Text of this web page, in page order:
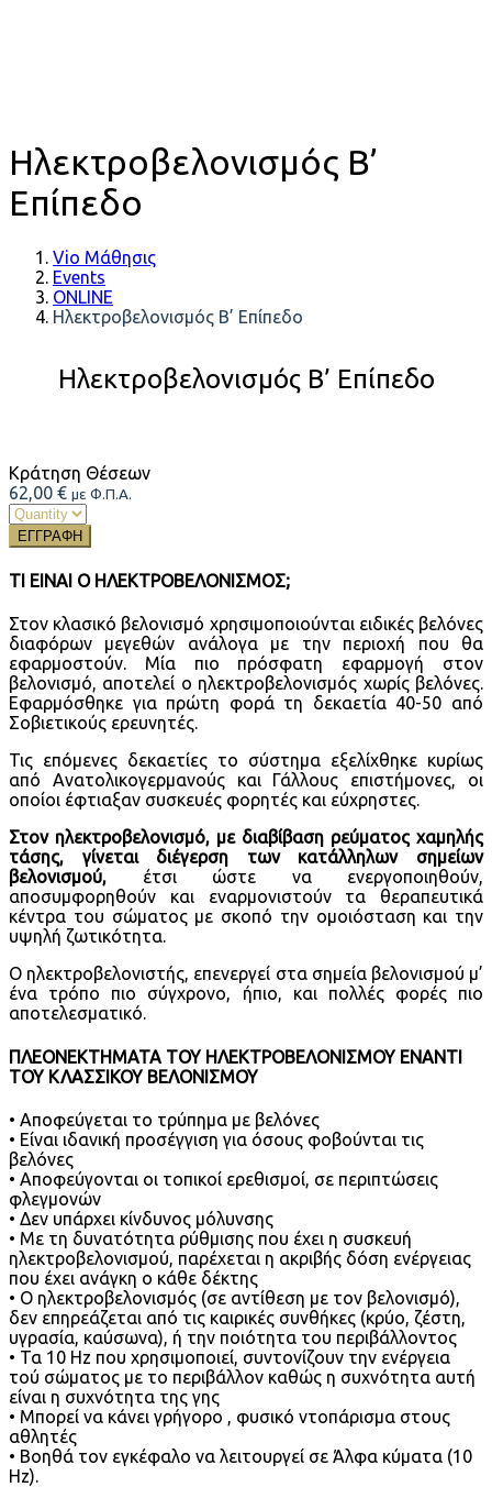
Ηλεκτροβελονισμός Β’
Επίπεδο
Vio Μάθησις
Events
ONLINE
Ηλεκτροβελονισμός Β’ Επίπεδο
Ηλεκτροβελονισμός Β’ Επίπεδο
Κράτηση Θέσεων
62,00 € με Φ.Π.Α.
ΕΓΓΡΑΦΗ
ΤΙ ΕΙΝΑΙ Ο ΗΛΕΚΤΡΟΒΕΛΟΝΙΣΜΟΣ;
Στον κλασικό βελονισμό χρησιμοποιούνται ειδικές βελόνες
διαφόρων μεγεθών ανάλογα με την περιοχή που θα
εφαρμοστούν. Μία πιο πρόσφατη εφαρμογή στον
βελονισμό, αποτελεί ο ηλεκτροβελονισμός χωρίς βελόνες.
Eφαρμόσθηκε για πρώτη φορά τη δεκαετία 40-50 από
Σοβιετικούς ερευνητές.
Τις επόμενες δεκαετίες το σύστημα εξελίχθηκε κυρίως
από Ανατολικογερμανούς και Γάλλους επιστήμονες, οι
οποίοι έφτιαξαν συσκευές φορητές και εύχρηστες.
Στον ηλεκτροβελονισμό, με διαβίβαση ρεύματος χαμηλής
τάσης, γίνεται διέγερση των κατάλληλων σημείων
βελονισμού, έτσι ώστε να ενεργοποιηθούν,
αποσυμφορηθούν και εναρμονιστούν τα θεραπευτικά
κέντρα του σώματος με σκοπό την ομοιόσταση και την
υψηλή ζωτικότητα.
Ο ηλεκτροβελονιστής, επενεργεί στα σημεία βελονισμού μ’
ένα τρόπο πιο σύγχρονο, ήπιο, και πολλές φορές πιο
αποτελεσματικό.
ΠΛΕΟΝΕΚΤΗΜΑΤΑ ΤΟΥ ΗΛΕΚΤΡΟΒΕΛΟΝΙΣΜΟΥ ΕΝΑΝΤΙ
ΤΟΥ ΚΛΑΣΣΙΚΟΥ ΒΕΛΟΝΙΣΜΟΥ
• Αποφεύγεται το τρύπημα με βελόνες
• Είναι ιδανική προσέγγιση για όσους φοβούνται τις
βελόνες
• Αποφεύγονται οι τοπικοί ερεθισμοί, σε περιπτώσεις
φλεγμονών
• Δεν υπάρχει κίνδυνος μόλυνσης
• Με τη δυνατότητα ρύθμισης που έχει η συσκευή
ηλεκτροβελονισμού, παρέχεται η ακριβής δόση ενέργειας
που έχει ανάγκη ο κάθε δέκτης
• Ο ηλεκτροβελονισμός (σε αντίθεση με τον βελονισμό),
δεν επηρεάζεται από τις καιρικές συνθήκες (κρύο, ζέστη,
υγρασία, καύσωνα), ή την ποιότητα του περιβάλλοντος
• Τα 10 Hz που χρησιμοποιεί, συντονίζουν την ενέργεια
τού σώματος με το περιβάλλον καθώς η συχνότητα αυτή
είναι η συχνότητα της γης
• Μπορεί να κάνει γρήγορο , φυσικό ντοπάρισμα στους
αθλητές
• Βοηθά τον εγκέφαλο να λειτουργεί σε Άλφα κύματα (10
Hz).